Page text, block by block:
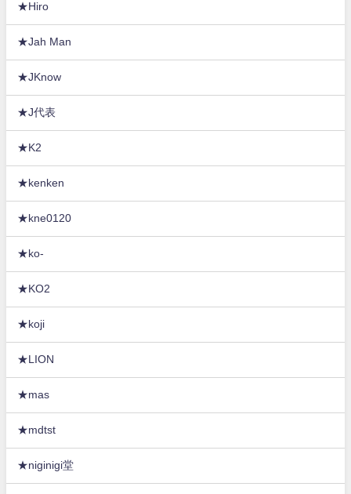
★Hiro
★Jah Man
★JKnow
★J代表
★K2
★kenken
★kne0120
★ko-
★KO2
★koji
★LION
★mas
★mdtst
★niginigi堂